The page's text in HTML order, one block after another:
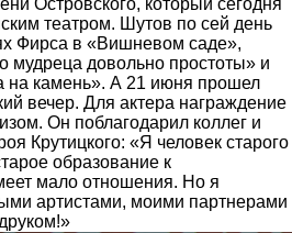
Островского, который сегодня
театром. Шутов по сей день
Фирса в «Вишневом саде»,
мудреца довольно простоты» и
на камень». А 21 июня прошел
вечер. Для актера награждение
Он поблагодарил коллег и
Крутицкого: «Я человек старого
образование к
мало отношения. Но я
артистами, моими партнерами